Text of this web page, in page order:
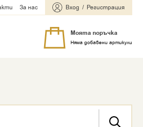
За нас Вход Регистрация
Моята поръчка
Няма добавени артикули